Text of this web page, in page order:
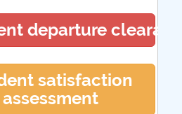
departure
satisfaction
assessment